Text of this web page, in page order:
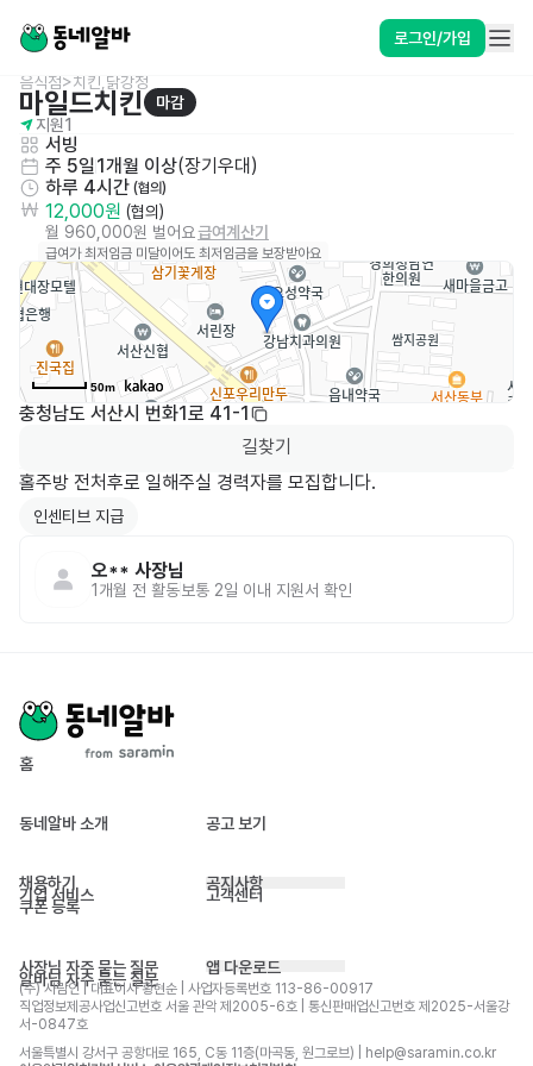
로그인/가입
음식점>치킨,닭강정
마일드치킨
마감
지원1
서빙
주 5일1개월 이상(장기우대 )
하루 4시간 (협의)
12,000원 (협의)
월 960,000원 벌어요급여계산기
급여가 최저임금 미달이어도 최저임금을 보장받아요
50m
충청남도 서산시 번화1로 41-1
길찾기
홀주방 전처후로 일해주실 경력자를 모집합니다.
인센티브 지급
오** 사장님
1개월 전 활동 보통 2일 이내 지원서 확인
홈
동네알바 소개 공고 보기
채용하기
기업 서비스
쿠폰 등록
공지사항
고객센터
사장님 자주 묻는 질문
알바님 자주 묻는 질문
앱 다운로드
(주) 사람인 | 대표이사 황현순 | 사업자등록번호 113-86-00917
직업정보제공사업신고번호 서울 관악 제2005-6호 | 통신판매업신고번호 제2025-서울강
서-0847호
서울특별시 강서구 공항대로 165, C동 11층(마곡동, 원그로브) | help@saramin.co.kr